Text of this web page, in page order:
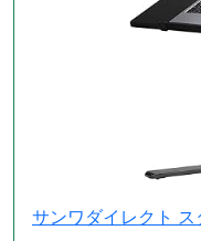
サンワダイレクト